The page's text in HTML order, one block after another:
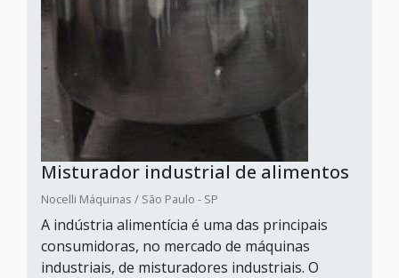
Misturador industrial de alimentos
Nocelli Máquinas / São Paulo - SP
A indústria alimentícia é uma das principais
consumidoras, no mercado de máquinas
industriais, de misturadores industriais. O